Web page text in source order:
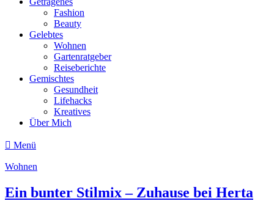
Fashion
Beauty
Gelebtes
Wohnen
Gartenratgeber
Reiseberichte
Gemischtes
Gesundheit
Lifehacks
Kreatives
Über Mich
Menü
Wohnen
Ein bunter Stilmix – Zuhause bei Herta